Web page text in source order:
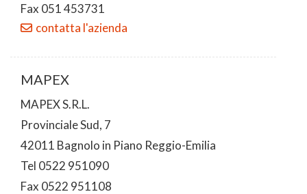
Fax 051 453731
contatta l'azienda
MAPEX
MAPEX S.R.L.
Provinciale Sud, 7
42011 Bagnolo in Piano Reggio-Emilia
Tel 0522 951090
Fax 0522 951108